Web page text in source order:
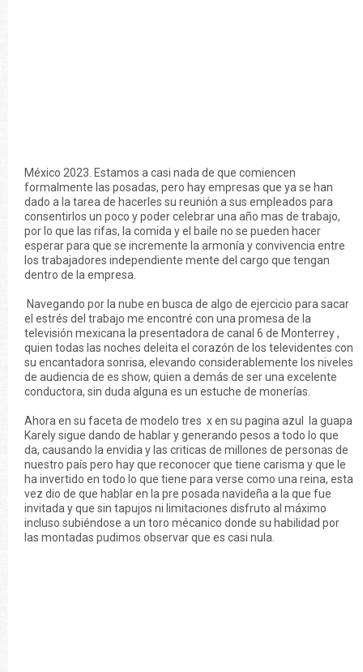
México 2023. Estamos a casi nada de que comiencen
formalmente las posadas, pero hay empresas que ya se han
dado a la tarea de hacerles su reunión a sus empleados para
consentirlos un poco y poder celebrar una año mas de trabajo,
por lo que las rifas, la comida y el baile no se pueden hacer
esperar para que se incremente la armonía y convivencia entre
los trabajadores independiente mente del cargo que tengan
dentro de la empresa.
Navegando por la nube en busca de algo de ejercicio para sacar
el estrés del trabajo me encontré con una promesa de la
televisión mexicana la presentadora de canal 6 de Monterrey ,
quien todas las noches deleita el corazón de los televidentes con
su encantadora sonrisa, elevando considerablemente los niveles
de audiencia de es show, quien a demás de ser una excelente
conductora, sin duda alguna es un estuche de monerías.
Ahora en su faceta de modelo tres x en su pagina azul la guapa
Karely sigue dando de hablar y generando pesos a todo lo que
da, causando la envidia y las criticas de millones de personas de
nuestro país pero hay que reconocer que tiene carisma y que le
ha invertido en todo lo que tiene para verse como una reina, esta
vez dio de que hablar en la pre posada navideña a la que fue
invitada y que sin tapujos ni limitaciones disfruto al máximo
incluso subiéndose a un toro mécanico donde su habilidad por
las montadas pudimos observar que es casi nula.